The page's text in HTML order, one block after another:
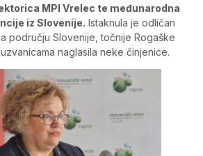
MPI Vrelec te međunarodna
iz Slovenije. Istaknula je odličan
području Slovenije, točnije Rogaške
naglasila neke činjenice.